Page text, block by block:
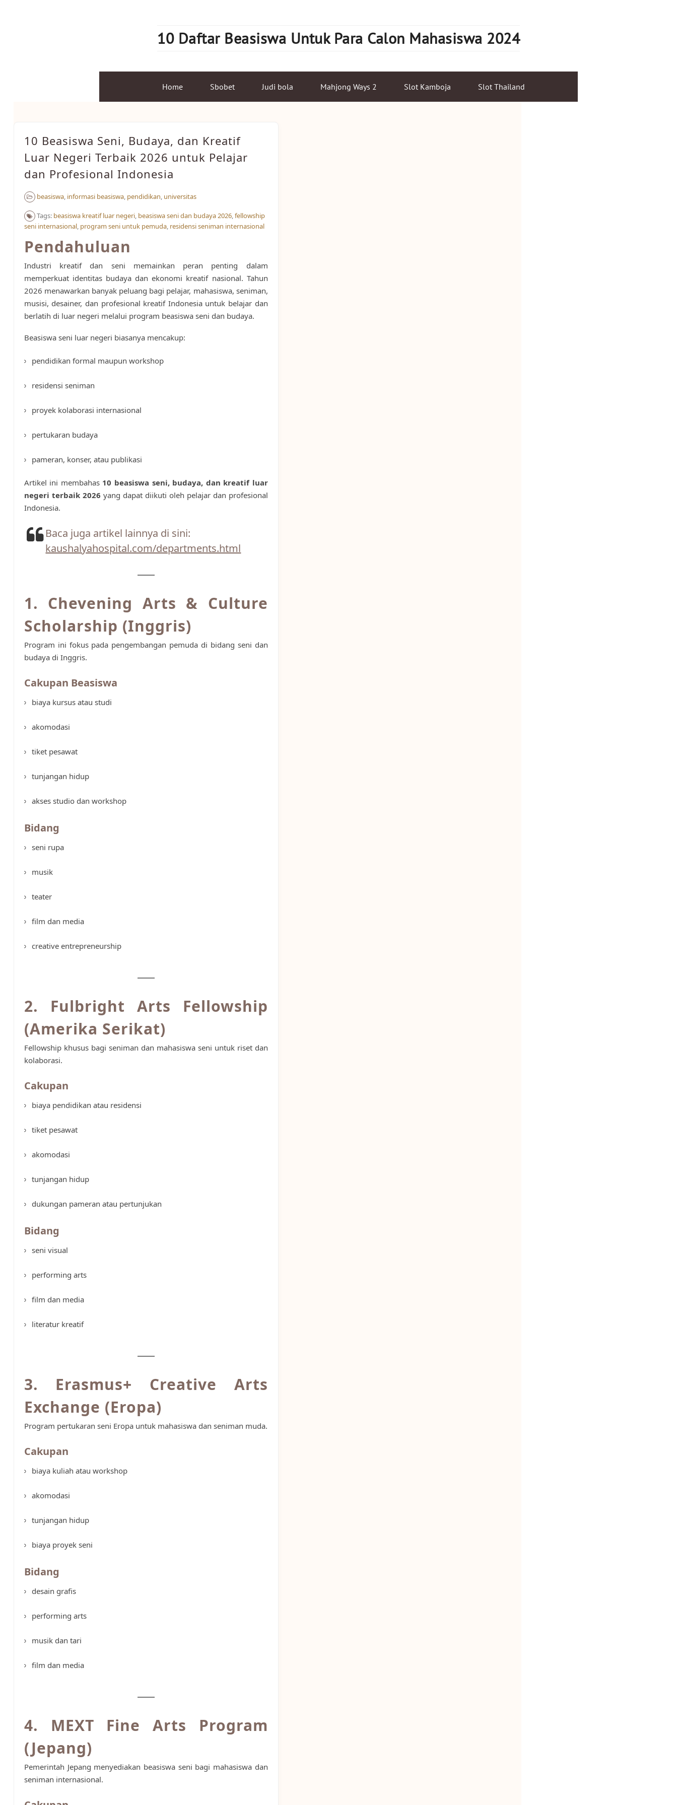
10 Daftar Beasiswa Untuk Para Calon Mahasiswa 2024
Home Sbobet Judi bola Mahjong Ways 2 Slot Kamboja Slot Thailand
10 Beasiswa Seni, Budaya, dan Kreatif
Luar Negeri Terbaik 2026 untuk Pelajar
dan Profesional Indonesia
beasiswa, informasi beasiswa, pendidikan, universitas
Tags: beasiswa kreatif luar negeri, beasiswa seni dan budaya 2026,fellowship
seni internasional, program seni untuk pemuda, residensi seniman internasional
Pendahuluan
Industri kreatif dan seni memainkan peran penting dalam
memperkuat identitas budaya dan ekonomi kreatif nasional. Tahun
2026 menawarkan banyak peluang bagi pelajar, mahasiswa, seniman,
musisi, desainer, dan profesional kreatif Indonesia untuk belajar dan
berlatih di luar negeri melalui program beasiswa seni dan budaya.
Beasiswa seni luar negeri biasanya mencakup:
pendidikan formal maupun workshop
residensi seniman
proyek kolaborasi internasional
pertukaran budaya
pameran, konser, atau publikasi
Artikel ini membahas 10 beasiswa seni, budaya, dan kreatif luar
negeri terbaik 2026 yang dapat diikuti oleh pelajar dan profesional
Indonesia.
Baca juga artikel lainnya di sini:
kaushalyahospital.com/departments.html
1. Chevening Arts & Culture
Scholarship (Inggris)
Program ini fokus pada pengembangan pemuda di bidang seni dan
budaya di Inggris.
Cakupan Beasiswa
biaya kursus atau studi
akomodasi
tiket pesawat
tunjangan hidup
akses studio dan workshop
Bidang
seni rupa
musik
teater
film dan media
creative entrepreneurship
2. Fulbright Arts Fellowship
(Amerika Serikat)
Fellowship khusus bagi seniman dan mahasiswa seni untuk riset dan
kolaborasi.
Cakupan
biaya pendidikan atau residensi
tiket pesawat
akomodasi
tunjangan hidup
dukungan pameran atau pertunjukan
Bidang
seni visual
performing arts
film dan media
literatur kreatif
3. Erasmus+ Creative Arts
Exchange (Eropa)
Program pertukaran seni Eropa untuk mahasiswa dan seniman muda.
Cakupan
biaya kuliah atau workshop
akomodasi
tunjangan hidup
biaya proyek seni
Bidang
desain grafis
performing arts
musik dan tari
film dan media
4. MEXT Fine Arts Program
(Jepang)
Pemerintah Jepang menyediakan beasiswa seni bagi mahasiswa dan
seniman internasional.